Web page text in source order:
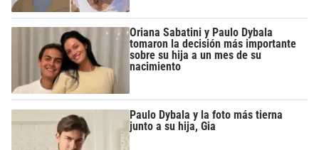
Oriana Sabatini y Paulo Dybala
tomaron la decisión más importante
sobre su hija a un mes de su
nacimiento
Paulo Dybala y la foto más tierna
junto a su hija, Gia